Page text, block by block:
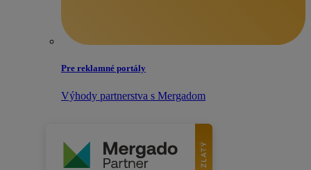
Pre reklamné portály
Výhody partnerstva s Mergadom